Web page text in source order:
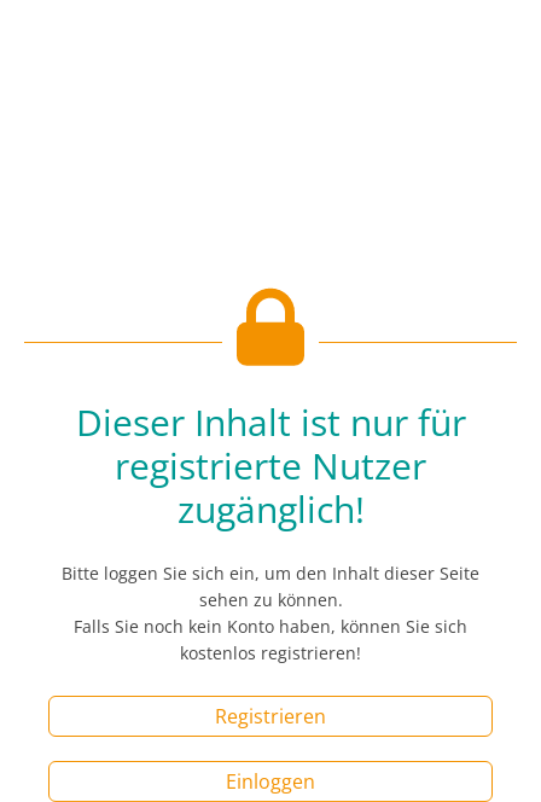
Dieser Inhalt ist nur für
registrierte Nutzer
zugänglich!
Bitte loggen Sie sich ein, um den Inhalt dieser Seite
sehen zu können.
Falls Sie noch kein Konto haben, können Sie sich
kostenlos registrieren!
Registrieren
Einloggen